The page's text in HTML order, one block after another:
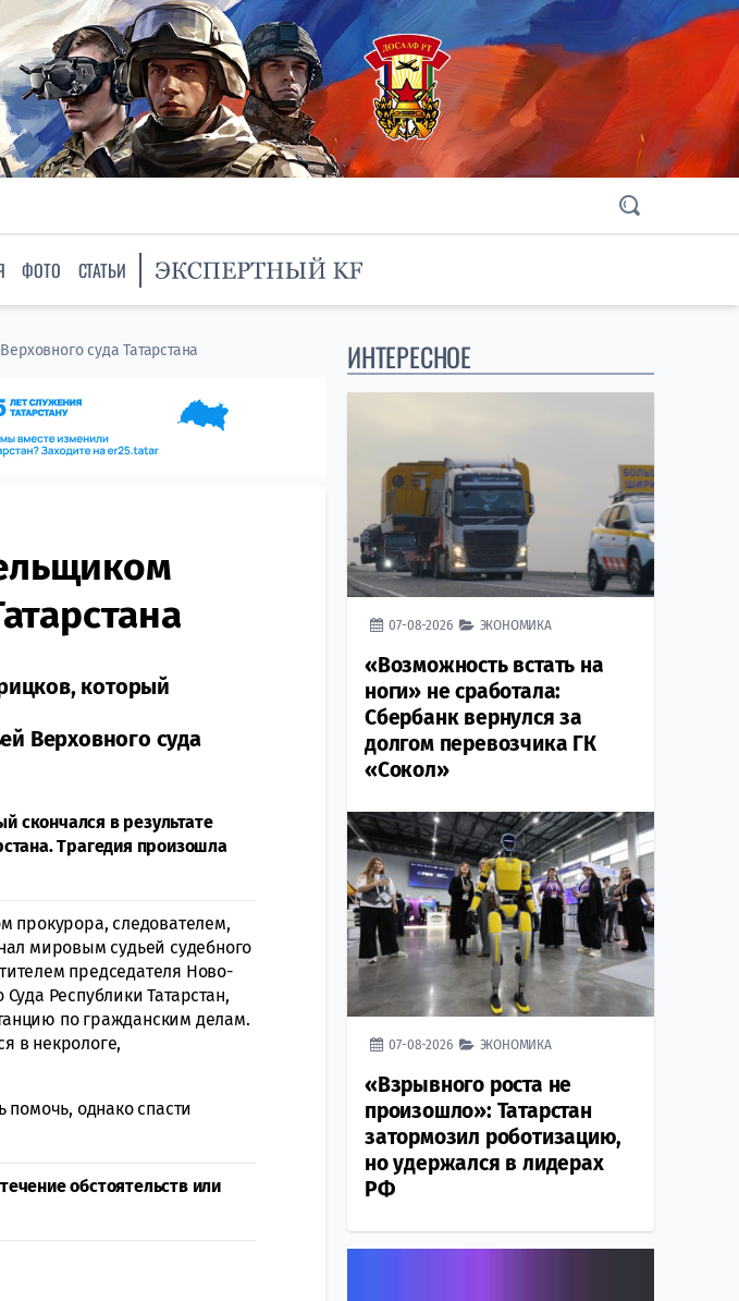
ФОТО СТАТЬИ
суда Татарстана
который
Верховного суда
скончался в результате
Трагедия произошла
следователем,
мировым судьей судебного
председателя Ново-
Республики Татарстан,
по гражданским делам.
в некрологе,
помочь, однако спасти
обстоятельств или
ИНТЕРЕСНОЕ
07-08-2026 ЭКОНОМИКА
«Возможность встать на
ноги» не сработала:
Сбербанк вернулся за
долгом перевозчика ГК
«Сокол»
07-08-2026 ЭКОНОМИКА
«Взрывного роста не
произошло»: Татарстан
затормозил роботизацию,
но удержался в лидерах
РФ